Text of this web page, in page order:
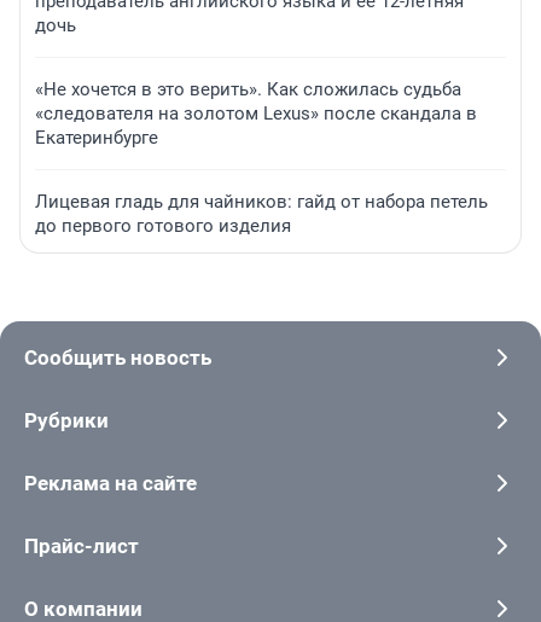
дочь
«Не хочется в это верить». Как сложилась судьба
«следователя на золотом Lexus» после скандала в
Екатеринбурге
Лицевая гладь для чайников: гайд от набора петель
до первого готового изделия
Сообщить новость
Рубрики
Реклама на сайте
Прайс-лист
О компании